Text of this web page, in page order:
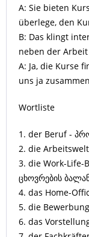
A: Sie bieten
überlege, den
B: Das klingt
neben der
A: Ja, die Kurse
uns ja
Wortliste
1. der Beruf -
2. die
3. die Work-Life-
ცხოვრების
4. das Home-
5. die Bewerbung
6. das